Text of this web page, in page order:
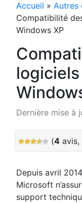
Accueil » Autres
Compatibilité
Windows XP
Dernière mise à
(4avis,
Depuis avril
Microsoft
support